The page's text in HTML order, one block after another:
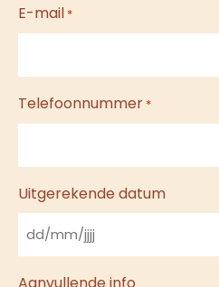
E-mail *
Telefoonnummer *
Uitgerekende datum
Aanvullende info